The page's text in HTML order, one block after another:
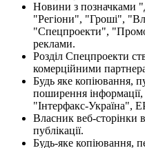
Новини з позначками
"Регіони", "Гроші",
"Спецпроекти",
реклами.
Розділ Спецпроекти
комерційними
Будь яке копіювання,
поширення
"Інтерфакс-Україна",
Власник веб-сторінки
публікації.
Будь-яке копіювання,